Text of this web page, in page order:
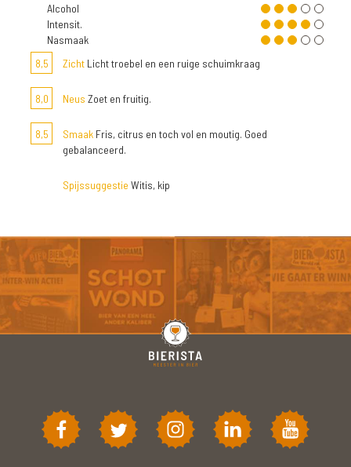
Alcohol
Intensit.
Nasmaak
8,5
Zicht Licht troebel en een ruige schuimkraag
8,0 Neus Zoet en fruitig.
8,5 Smaak Fris, citrus en toch vol en moutig. Goed
gebalanceerd.
Spijssuggestie Witis, kip